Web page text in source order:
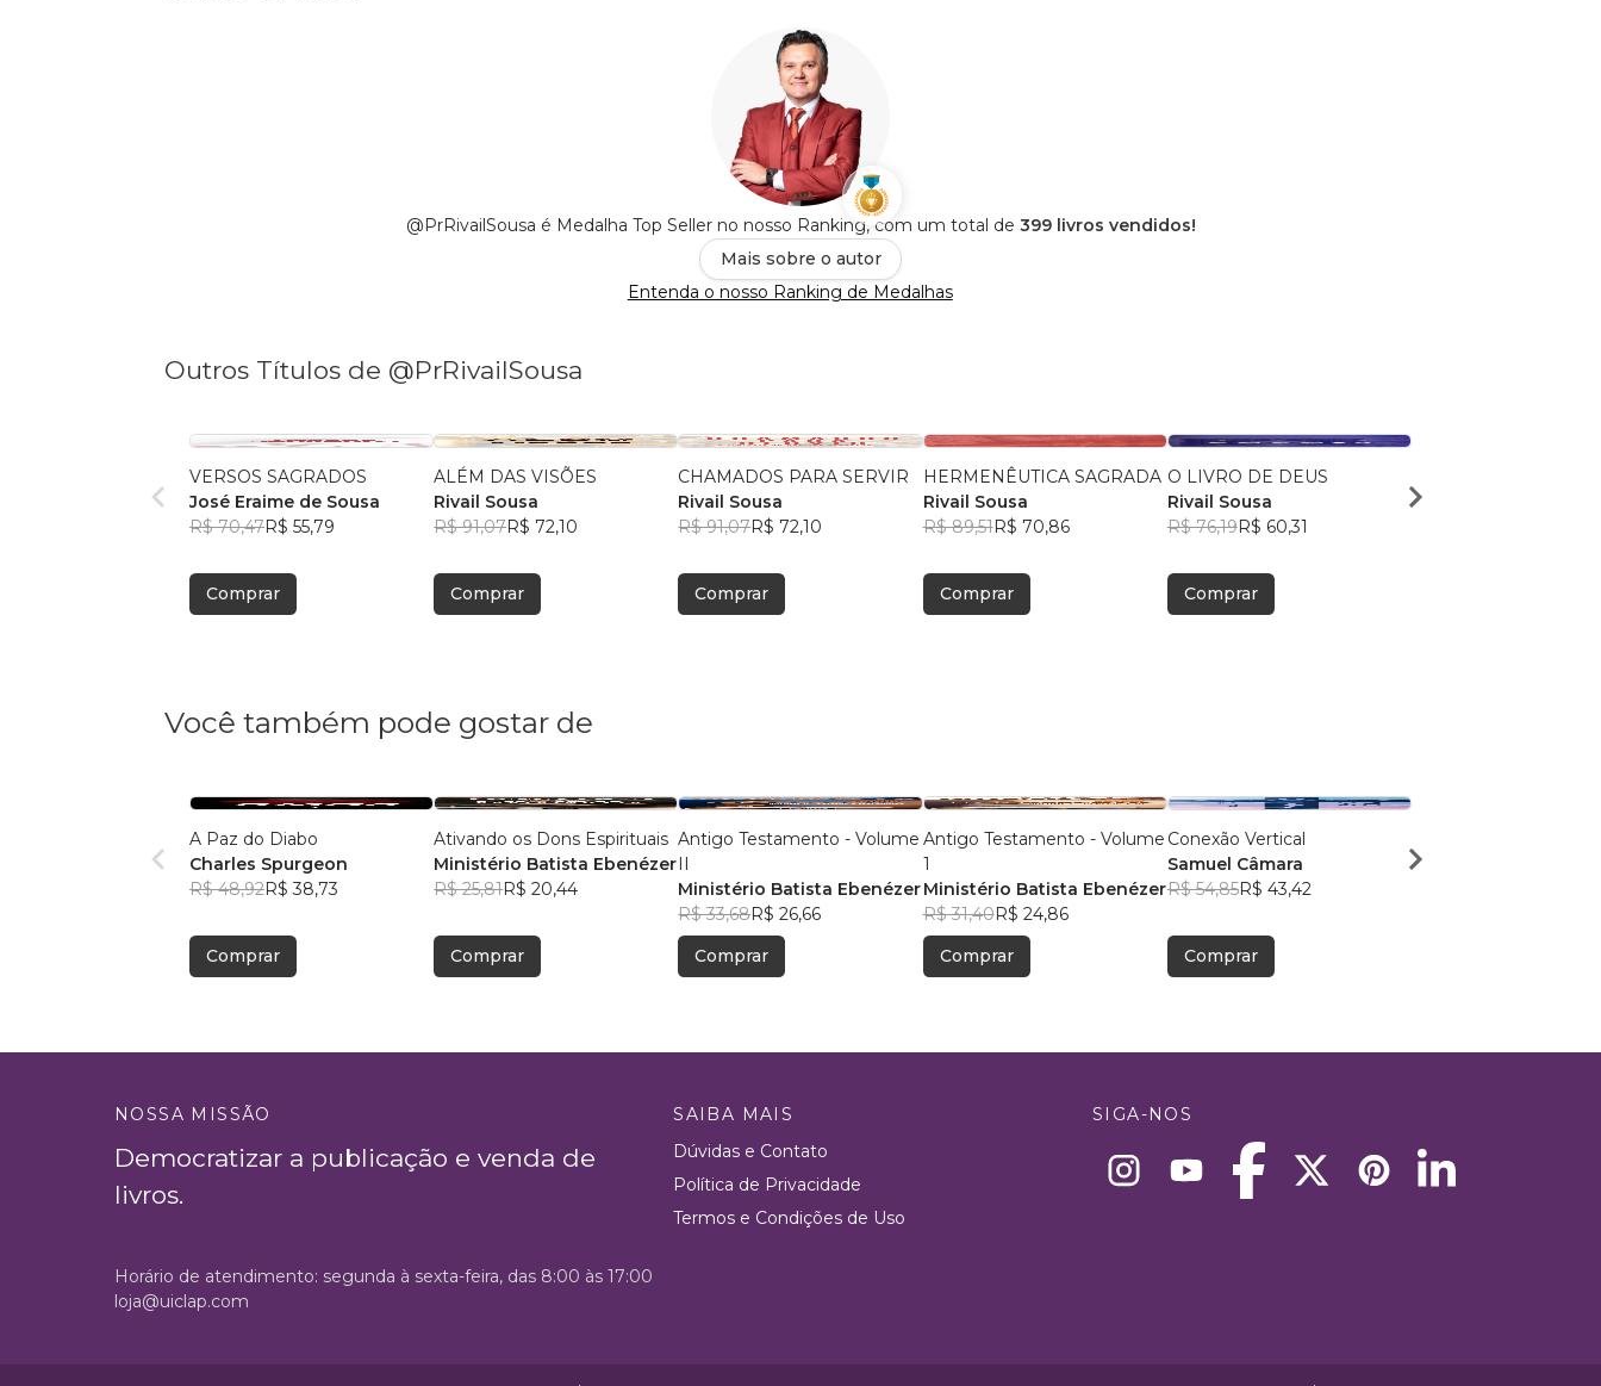
@PrRivailSousa é Medalha Top Seller no nosso Ranking, com um total de 399 livros vendidos!
Mais sobre o autor
Entenda o nosso Ranking de Medalhas
Outros Títulos de @PrRivailSousa
VERSOS SAGRADOS
José Eraime de Sousa
R$ 70,47R$ 55,79
Comprar
ALÉM DAS VISÕES
Rivail Sousa
R$ 91,07R$ 72,10
Comprar
CHAMADOS PARA SERVIR
Rivail Sousa
R$ 91,07R$ 72,10
Comprar
HERMENÊUTICA SAGRADA
Rivail Sousa
R$ 89,51R$ 70,86
Comprar
O LIVRO DE DEUS
Rivail Sousa
R$ 76,19R$ 60,31
Comprar
Rivail Sousa
Você também pode gostar de
A Paz do Diabo
Charles Spurgeon
R$ 48,92R$ 38,73
Comprar
Ativando os Dons Espirituais
Ministério Batista Ebenézer
R$ 25,81R$ 20,44
Comprar
Antigo Testamento - Volume
II
Ministério Batista Ebenézer
R$ 33,68R$ 26,66
Comprar
Antigo Testamento - Volume
1
Ministério Batista Ebenézer
R$ 31,40R$ 24,86
Comprar
Conexão Vertical
Samuel Câmara
R$ 54,85R$ 43,42
Comprar
Cleiton Cassio Bach
NOSSA MISSÃO
Democratizar a publicação e venda de
livros.
SAIBA MAIS
Dúvidas e Contato
Política de Privacidade
Termos e Condições de Uso
SIGA-NOS
Horário de atendimento: segunda à sexta-feira, das 8:00 às 17:00
loja@uiclap.com